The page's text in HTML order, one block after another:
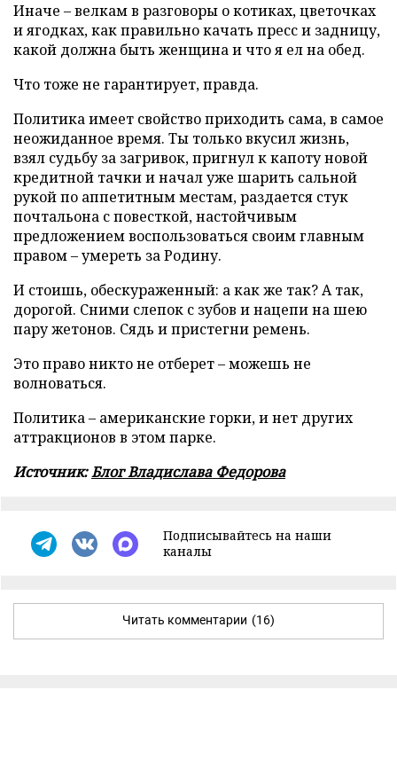
Иначе – велкам в разговоры о котиках, цветочках
и ягодках, как правильно качать пресс и задницу,
какой должна быть женщина и что я ел на обед.
Что тоже не гарантирует, правда.
Политика имеет свойство приходить сама, в самое
неожиданное время. Ты только вкусил жизнь,
взял судьбу за загривок, пригнул к капоту новой
кредитной тачки и начал уже шарить сальной
рукой по аппетитным местам, раздается стук
почтальона с повесткой, настойчивым
предложением воспользоваться своим главным
правом – умереть за Родину.
И стоишь, обескураженный: а как же так? А так,
дорогой. Сними слепок с зубов и нацепи на шею
пару жетонов. Сядь и пристегни ремень.
Это право никто не отберет – можешь не
волноваться.
Политика – американские горки, и нет других
аттракционов в этом парке.
Источник:Блог Владислава Федорова
Подписывайтесь на наши
каналы
Читать комментарии (16)